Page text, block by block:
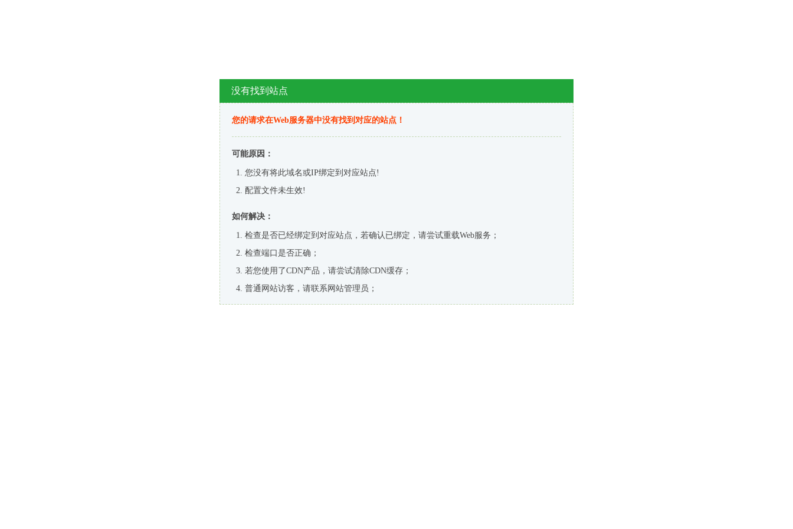
没有找到站点
您的请求在Web服务器中没有找到对应的站点！
可能原因：
您没有将此域名或IP绑定到对应站点!
配置文件未生效!
如何解决：
检查是否已经绑定到对应站点，若确认已绑定，请尝试重载Web服务；
检查端口是否正确；
若您使用了CDN产品，请尝试清除CDN缓存；
普通网站访客，请联系网站管理员；